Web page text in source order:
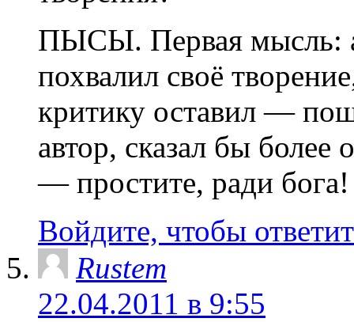
ПЫСЫ. Первая мысль:
похвалил своё
критику оставил —
автор, сказал бы
— простите, ради бога!
Войдите, чтобы
Rustem
22.04.2011 в 9:55